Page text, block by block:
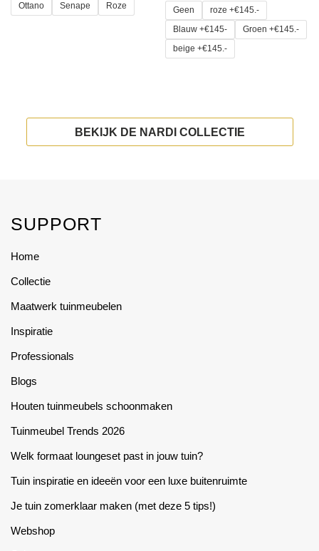
Ottano
Senape Roze
The
the
page
Geen
roze +€145.-
Blauw +€145-
Groen +€145.-
beige +€145.-
BEKIJK DE NARDI COLLECTIE
SUPPORT
Home
Collectie
Maatwerk tuinmeubelen
Inspiratie
Professionals
Blogs
Houten tuinmeubels schoonmaken
Tuinmeubel Trends 2026
Welk formaat loungeset past in jouw tuin?
Tuin inspiratie en ideeën voor een luxe buitenruimte
Je tuin zomerklaar maken (met deze 5 tips!)
Webshop